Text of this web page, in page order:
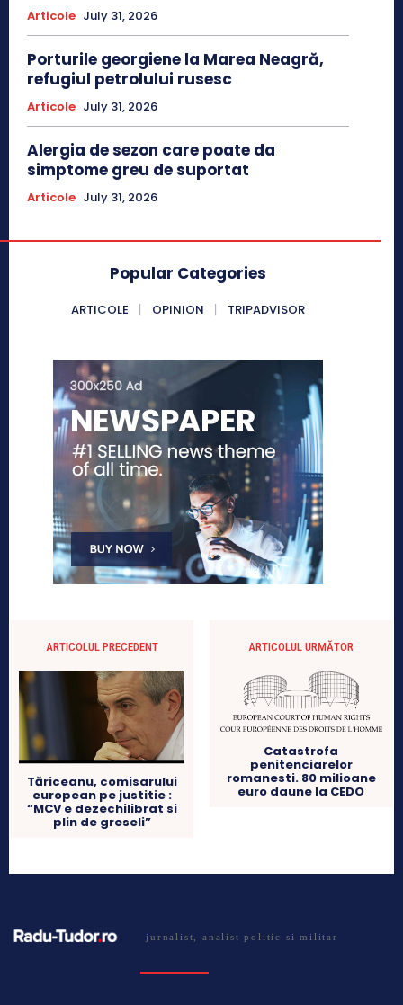
Articole July 31, 2026
Porturile georgiene la Marea Neagră,
refugiul petrolului rusesc
Articole July 31, 2026
Alergia de sezon care poate da
simptome greu de suportat
Articole July 31, 2026
Popular Categories
ARTICOLE OPINION TRIPADVISOR
ARTICOLUL PRECEDENT
Tăriceanu, comisarului
european pe justitie :
“MCV e dezechilibrat si
plin de greseli”
ARTICOLUL URMĂTOR
Catastrofa
penitenciarelor
romanesti. 80 milioane
euro daune la CEDO
jurnalist, analist politic si militar